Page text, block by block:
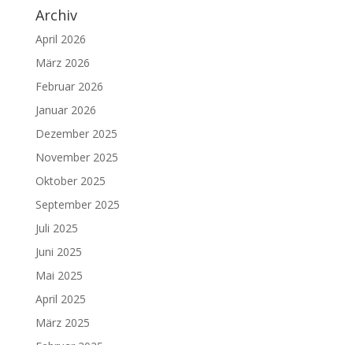
Archiv
April 2026
März 2026
Februar 2026
Januar 2026
Dezember 2025
November 2025
Oktober 2025
September 2025
Juli 2025
Juni 2025
Mai 2025
April 2025
März 2025